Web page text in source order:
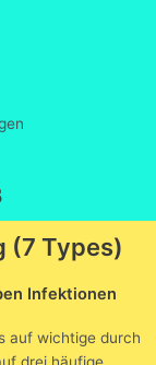
(7 Types)
Infektionen
auf wichtige durch